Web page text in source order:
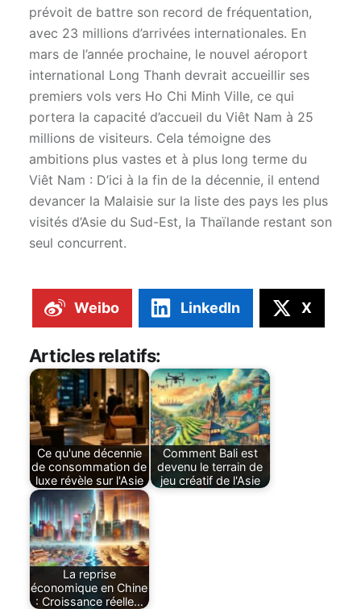
prévoit de battre son record de fréquentation,
avec 23 millions d’arrivées internationales. En
mars de l’année prochaine, le nouvel aéroport
international Long Thanh devrait accueillir ses
premiers vols vers Ho Chi Minh Ville, ce qui
portera la capacité d’accueil du Viêt Nam à 25
millions de visiteurs. Cela témoigne des
ambitions plus vastes et à plus long terme du
Viêt Nam : D’ici à la fin de la décennie, il entend
devancer la Malaisie sur la liste des pays les plus
visités d’Asie du Sud-Est, la Thaïlande restant son
seul concurrent.
Weibo LinkedIn X
Articles relatifs:
Ce qu'une décennie
de consommation de
luxe révèle sur l'Asie
Comment Bali est
devenu le terrain de
jeu créatif de l'Asie
La reprise
économique en Chine
: Croissance réelle…